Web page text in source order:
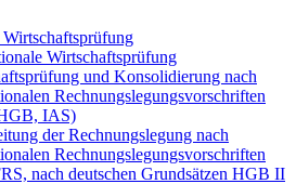
Wirtschaftsprüfung
und Konsolidierung nach
Rechnungslegungsvorschriften
IAS)
der Rechnungslegung nach
Rechnungslegungsvorschriften
nach deutschen Grundsätzen HGB II